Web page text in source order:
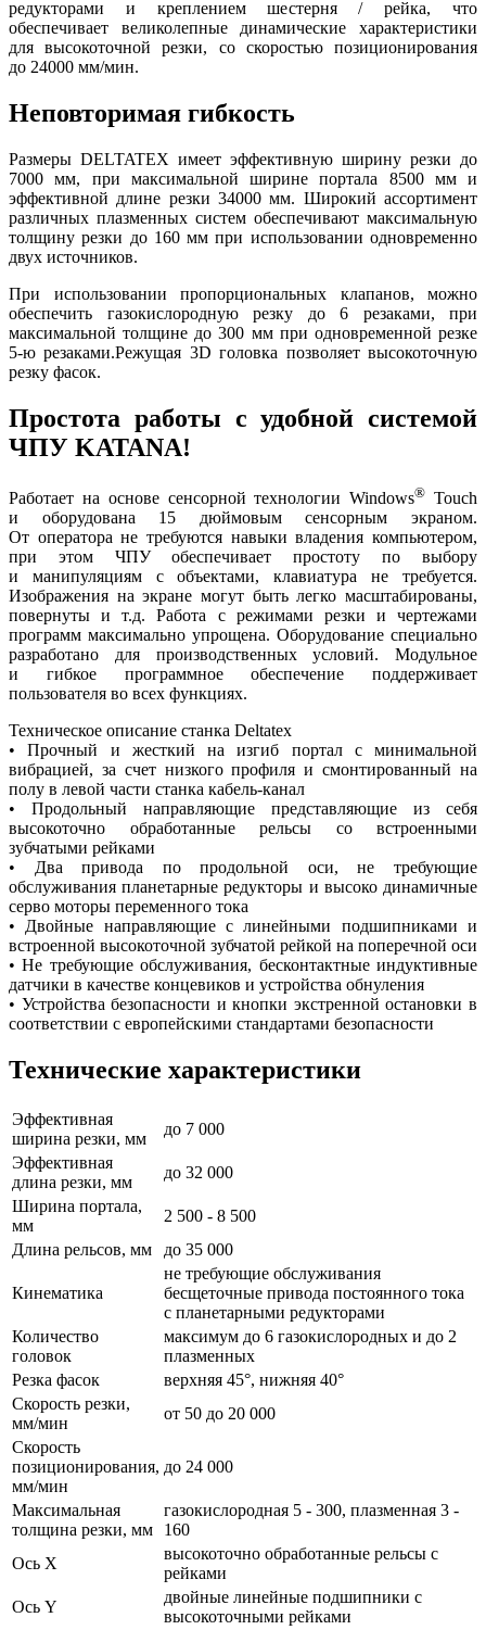
редукторами и креплением шестерня / рейка, что
обеспечивает великолепные динамические характеристики
для высокоточной резки, со скоростью позиционирования
до 24000 мм/мин.
Неповторимая гибкость
Размеры DELTATEX имеет эффективную ширину резки до
7000 мм, при максимальной ширине портала 8500 мм и
эффективной длине резки 34000 мм. Широкий ассортимент
различных плазменных систем обеспечивают максимальную
толщину резки до 160 мм при использовании одновременно
двух источников.
При использовании пропорциональных клапанов, можно
обеспечить газокислородную резку до 6 резаками, при
максимальной толщине до 300 мм при одновременной резке
5-ю резаками.Режущая 3D головка позволяет высокоточную
резку фасок.
Простота работы с удобной системой
ЧПУ KATANA!
Работает на основе сенсорной технологии Windows® Touch
и оборудована 15 дюймовым сенсорным экраном.
От оператора не требуются навыки владения компьютером,
при этом ЧПУ обеспечивает простоту по выбору
и манипуляциям с объектами, клавиатура не требуется.
Изображения на экране могут быть легко масштабированы,
повернуты и т.д. Работа с режимами резки и чертежами
программ максимально упрощена. Оборудование специально
разработано для производственных условий. Модульное
и гибкое программное обеспечение поддерживает
пользователя во всех функциях.
Техническое описание станка Deltatex
• Прочный и жесткий на изгиб портал с минимальной
вибрацией, за счет низкого профиля и смонтированный на
полу в левой части станка кабель-канал
• Продольный направляющие представляющие из себя
высокоточно обработанные рельсы со встроенными
зубчатыми рейками
• Два привода по продольной оси, не требующие
обслуживания планетарные редукторы и высоко динамичные
серво моторы переменного тока
• Двойные направляющие с линейными подшипниками и
встроенной высокоточной зубчатой рейкой на поперечной оси
• Не требующие обслуживания, бесконтактные индуктивные
датчики в качестве концевиков и устройства обнуления
• Устройства безопасности и кнопки экстренной остановки в
соответствии с европейскими стандартами безопасности
Технические характеристики
Эффективная
ширина резки, мм
до 7 000
Эффективная
длина резки, мм
до 32 000
Ширина портала,
мм
2 500 - 8 500
Длина рельсов, мм
до 35 000
Кинематика
не требующие обслуживания
бесщеточные привода постоянного тока
с планетарными редукторами
Количество
головок
максимум до 6 газокислородных и до 2
плазменных
Резка фасок
верхняя 45°, нижняя 40°
Скорость резки,
мм/мин
от 50 до 20 000
Скорость
позиционирования,
мм/мин
до 24 000
Максимальная
толщина резки, мм
газокислородная 5 - 300, плазменная 3 -
160
Ось X
высокоточно обработанные рельсы с
рейками
Ось Y
двойные линейные подшипники с
высокоточными рейками